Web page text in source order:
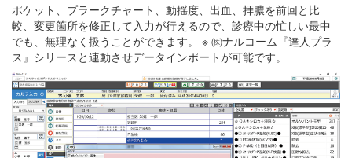
ポケット、プラークチャート、動揺度、出血、拝膿を前回と比
較、変更箇所を修正して入力が行えるので、診療中の忙しい最中
でも、無理なく扱うことができます。 ※ ㈱ナルコーム『達人プラ
ス』シリースと連動させデータインポートが可能です。